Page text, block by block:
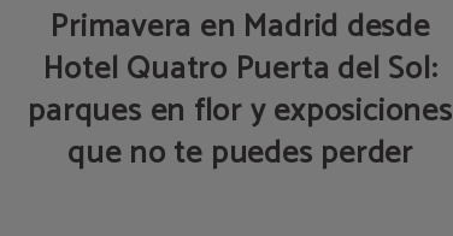
Primavera en Madrid desde
Hotel Quatro Puerta del Sol:
parques en flor y exposiciones
que no te puedes perder